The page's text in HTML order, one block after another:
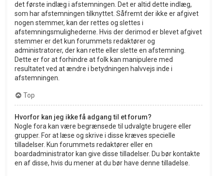
det første indlæg i afstemningen. Det er altid dette indlæg,
som har afstemningen tilknyttet. Såfremt der ikke er afgivet
nogen stemmer, kan der rettes og slettes i
afstemningsmulighederne. Hvis der derimod er blevet afgivet
stemmer er det kun forummets redaktører og
administratorer, der kan rette eller slette en afstemning.
Dette er for at forhindre at folk kan manipulere med
resultatet ved at ændre i betydningen halvvejs inde i
afstemningen.
Top
Hvorfor kan jeg ikke få adgang til et forum?
Nogle fora kan være begrænsede til udvalgte brugere eller
grupper. For at læse og skrive i disse kræves specielle
tilladelser. Kun forummets redaktører eller en
boardadministrator kan give disse tilladelser. Du bør kontakte
en af disse, hvis du mener at du bør have denne tilladelse.